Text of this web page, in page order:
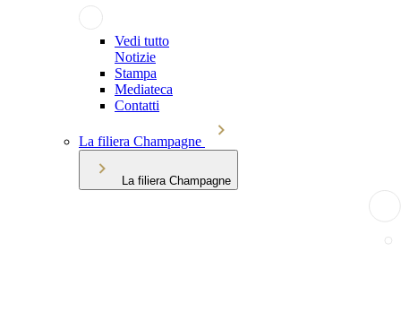
Vedi tutto
Notizie
Stampa
Mediateca
Contatti
La filiera Champagne
La filiera Champagne